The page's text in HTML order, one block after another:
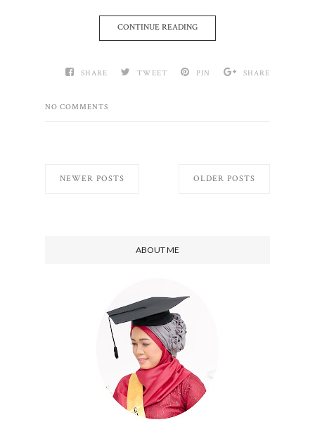
CONTINUE READING
SHARE TWEET PIN SHARE
NO COMMENTS
NEWER POSTS OLDER POSTS
ABOUT ME